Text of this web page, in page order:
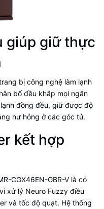
giúp giữ thực
bị công nghệ làm lạnh
bố đều khắp mọi ngăn
đồng đều, giữ được độ
hư hỏng ở các góc tủ.
kết hợp
CGX46EN-GBR-V là có
xử lý Neuro Fuzzy điều
và tốc độ quạt. Hệ thống